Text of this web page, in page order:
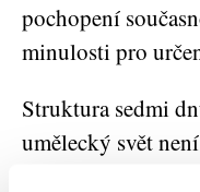
pochopení
minulosti pro
Struktura sedmi
umělecký svět
stroj, ale spíš